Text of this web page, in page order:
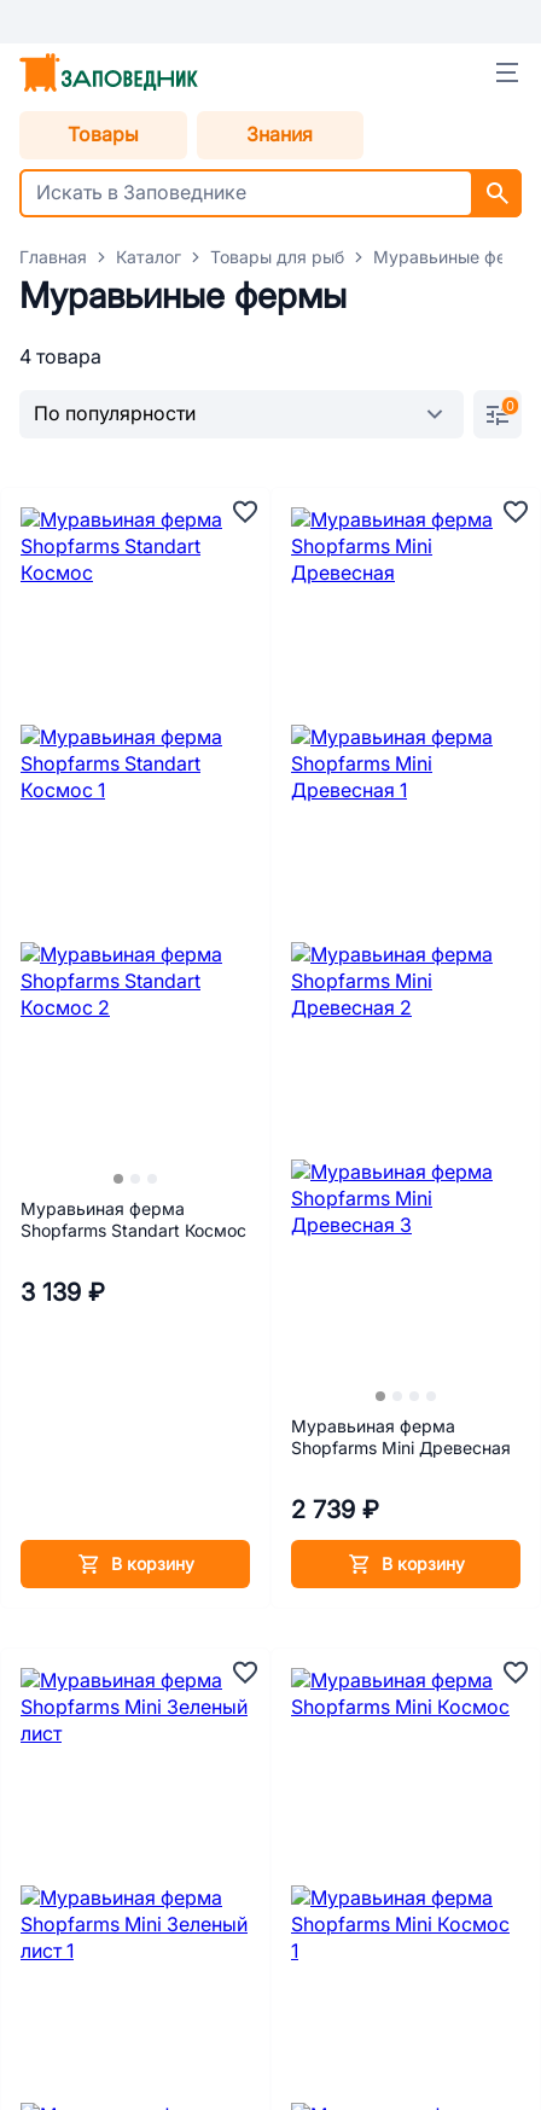
Товары Знания
Главная Каталог Товары для рыб Муравьиные фермы
Муравьиные фермы
4 товара
0
Муравьиная ферма
Shopfarms Standart Космос
3 139 ₽
В корзину
Муравьиная ферма
Shopfarms Mini Древесная
2 739 ₽
В корзину